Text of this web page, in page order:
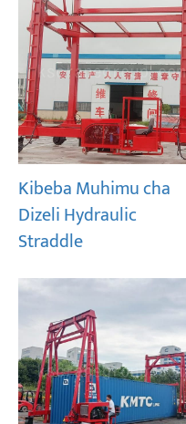
Kibeba Muhimu cha
Dizeli Hydraulic
Straddle